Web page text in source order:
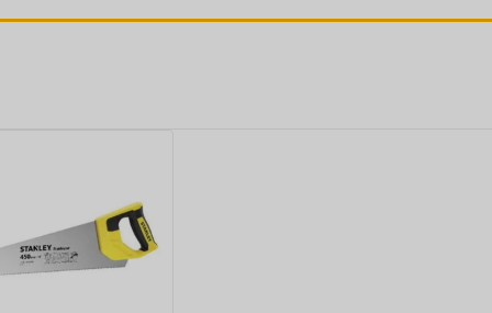
75,00€.57,50€.